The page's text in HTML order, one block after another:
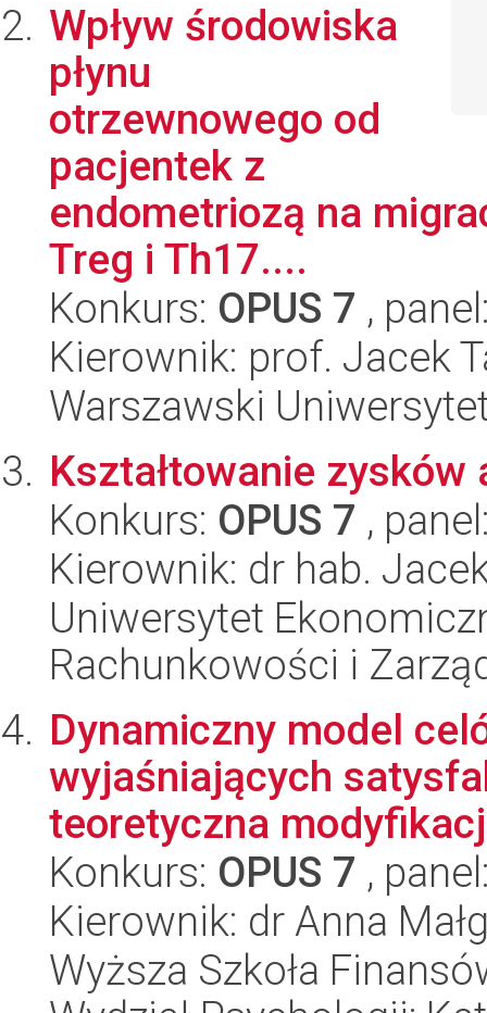
Wpływ środowiska
płynu
otrzewnowego od
pacjentek z
endometriozą na
Treg i Th17....
Konkurs: OPUS 7 ,
Kierownik: prof. Jacek
Warszawski
Kształtowanie
Konkurs: OPUS 7 ,
Kierownik: dr hab.
Uniwersytet
Rachunkowości i
Dynamiczny model
wyjaśniających
teoretyczna
Konkurs: OPUS 7 ,
Kierownik: dr Anna
Wyższa Szkoła